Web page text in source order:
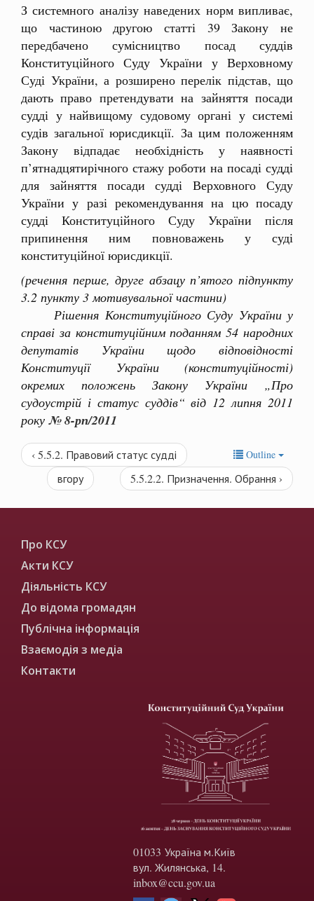
З системного аналізу наведених норм випливає,
що частиною другою статті 39 Закону не
передбачено сумісництво посад суддів
Конституційного Суду України у Верховному
Суді України, а розширено перелік підстав, що
дають право претендувати на зайняття посади
судді у найвищому судовому органі у системі
судів загальної юрисдикції. За цим положенням
Закону відпадає необхідність у наявності
п’ятнадцятирічного стажу роботи на посаді судді
для зайняття посади судді Верховного Суду
України у разі рекомендування на цю посаду
судді Конституційного Суду України після
припинення ним повноважень у суді
конституційної юрисдикції.
(речення перше, друге абзацу п’ятого підпункту
3.2 пункту 3 мотивувальної частини)
Рішення Конституційного Суду України у
справі за конституційним поданням 54 народних
депутатів України щодо відповідності
Конституції України (конституційності)
окремих положень Закону України „Про
судоустрій і статус суддів“ від 12 липня 2011
року № 8-рп/2011
Outline
‹ 5.5.2. Правовий статус судді
вгору
5.5.2.2. Призначення. Обрання ›
Про КСУ
Акти КСУ
Діяльність КСУ
До відома громадян
Публічна інформація
Взаємодія з медіа
Контакти
01033 Україна м.Київ
вул. Жилянська, 14.
inbox@ccu.gov.ua